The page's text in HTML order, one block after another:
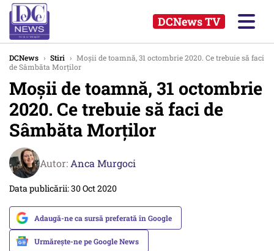
DCNews TV
DCNews › Stiri › Moșii de toamnă, 31 octombrie 2020. Ce trebuie să faci
de Sâmbăta Morților
Moșii de toamnă, 31 octombrie
2020. Ce trebuie să faci de
Sâmbăta Morților
Autor: Anca Murgoci
Data publicării: 30 Oct 2020
Adaugă-ne ca sursă preferată în Google
Urmărește-ne pe Google News